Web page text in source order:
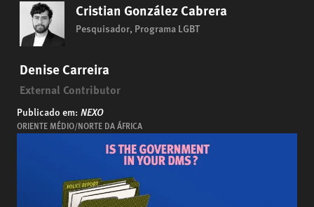
Cristian González Cabrera
Pesquisador, Programa LGBT
Denise Carreira
External Contributor
Publicado em: NEXO
ORIENTE MÉDIO/NORTE DA ÁFRICA